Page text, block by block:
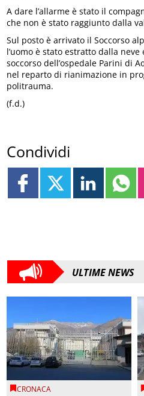
A dare l’allarme è stato il
che non è stato raggiunto dalla
Sul posto è arrivato il Soccorso
l’uomo è stato estratto dalla
soccorso dell’ospedale Parini di
nel reparto di rianimazione in
politrauma.
(f.d.)
Condividi
ULTIME NEWS
CRONACA